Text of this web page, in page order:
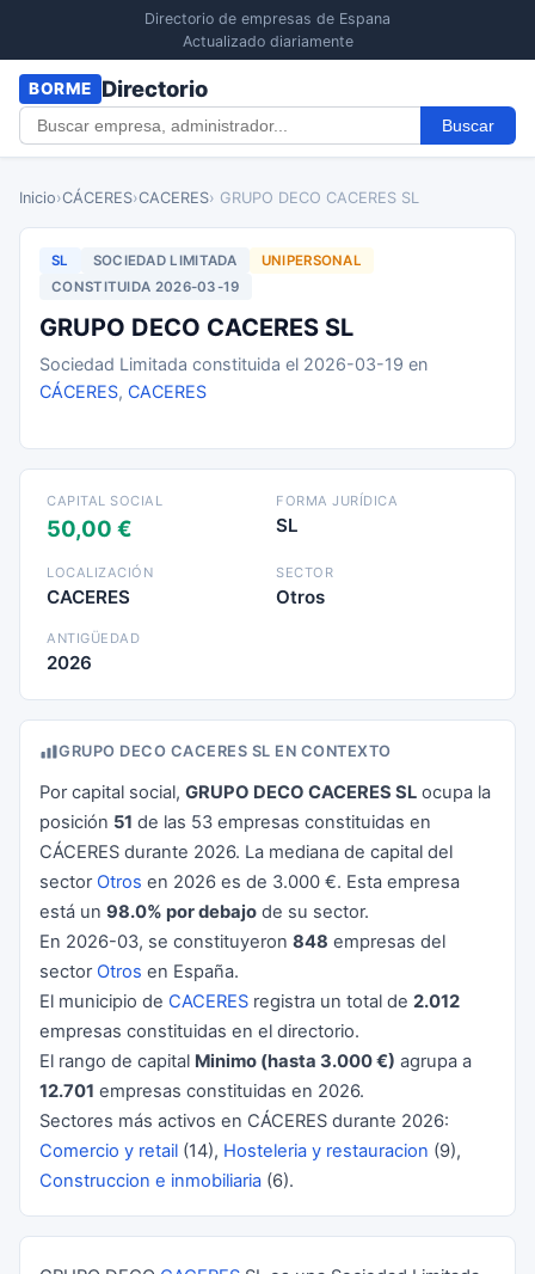
Directorio de empresas de Espana
Actualizado diariamente
BORME Directorio
Buscar
Inicio›CÁCERES›CACERES› GRUPO DECO CACERES SL
SL SOCIEDAD LIMITADA
UNIPERSONAL
CONSTITUIDA 2026-03-19
GRUPO DECO CACERES SL
Sociedad Limitada constituida el 2026-03-19 en
CÁCERES, CACERES
CAPITAL SOCIAL
50,00 €
FORMA JURÍDICA
SL
LOCALIZACIÓN
CACERES
SECTOR
Otros
ANTIGÜEDAD
2026
GRUPO DECO CACERES SL EN CONTEXTO
Por capital social, GRUPO DECO CACERES SL ocupa la
posición 51 de las 53 empresas constituidas en
CÁCERES durante 2026. La mediana de capital del
sector Otros en 2026 es de 3.000 €. Esta empresa
está un 98.0% por debajo de su sector.
En 2026-03, se constituyeron 848 empresas del
sector Otros en España.
El municipio de CACERES registra un total de 2.012
empresas constituidas en el directorio.
El rango de capital Minimo (hasta 3.000 €) agrupa a
12.701 empresas constituidas en 2026.
Sectores más activos en CÁCERES durante 2026:
Comercio y retail (14), Hosteleria y restauracion (9),
Construccion e inmobiliaria (6).